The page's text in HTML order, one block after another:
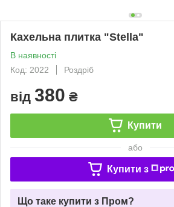
Кахельна плитка "Stella"
В наявності
Код: 2022
Роздріб
від 380 ₴
Купити
або
Купити з
Що таке купити з Пром?